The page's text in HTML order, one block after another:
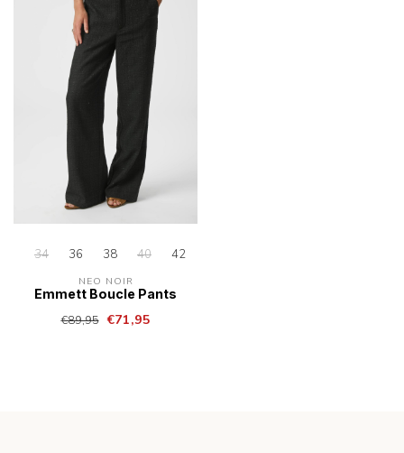
34 36 38 40 42
NEO NOIR
Emmett Boucle Pants
€89,95 €71,95